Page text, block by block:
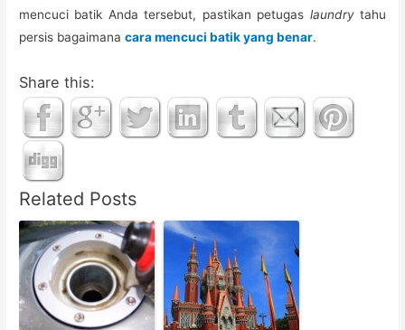
mencuci batik Anda tersebut, pastikan petugas laundry tahu
persis bagaimanacara mencuci batik yang benar.
Share this:
Related Posts